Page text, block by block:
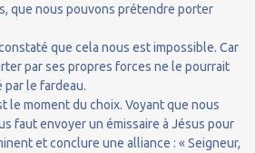
que nous pouvons prétendre porter
que cela nous est impossible. Car
par ses propres forces ne le pourrait
par le fardeau.
le moment du choix. Voyant que nous
faut envoyer un émissaire à Jésus pour
et conclure une alliance : « Seigneur,